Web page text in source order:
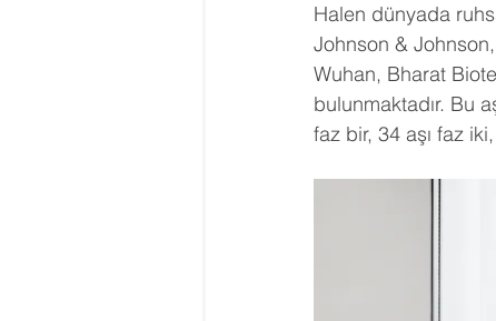
Halen dünyada
Johnson &
Wuhan, Bharat
bulunmaktadır. Bu
faz bir, 34 aşı faz iki,